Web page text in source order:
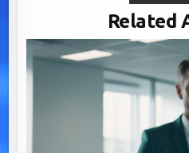
Related